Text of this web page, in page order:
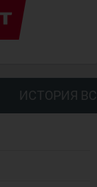
ИСТОРИЯ